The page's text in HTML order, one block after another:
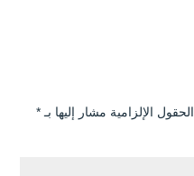
الحقول الإلزامية مشار إليها بـ *